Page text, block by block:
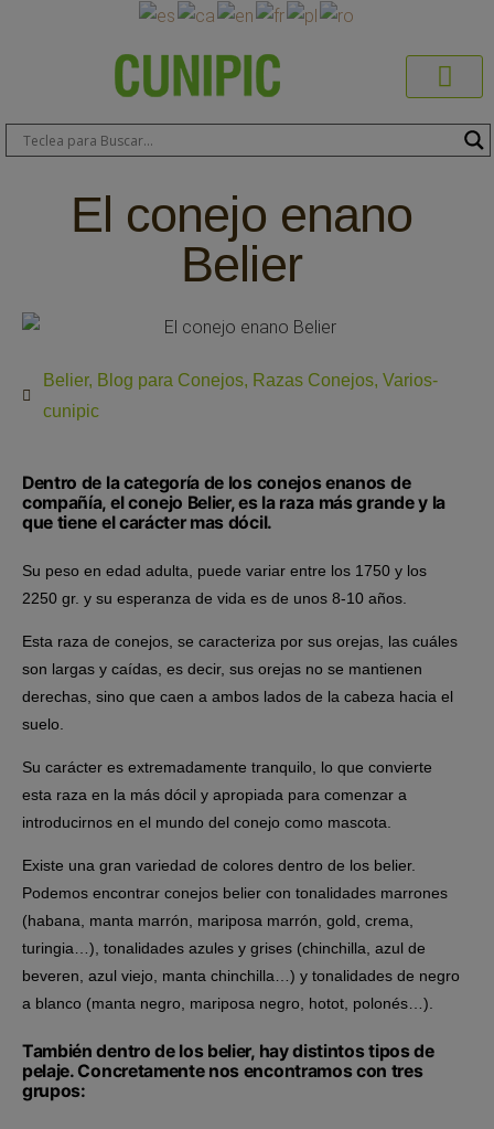
El conejo enano
Belier
Belier, Blog para Conejos, Razas Conejos, Varios-
cunipic
Dentro de la categoría de los conejos enanos de
compañía, el conejo Belier, es la raza más grande y la
que tiene el carácter mas dócil.
Su peso en edad adulta, puede variar entre los 1750 y los
2250 gr. y su esperanza de vida es de unos 8-10 años.
Esta raza de conejos, se caracteriza por sus orejas, las cuáles
son largas y caídas, es decir, sus orejas no se mantienen
derechas, sino que caen a ambos lados de la cabeza hacia el
suelo.
Su carácter es extremadamente tranquilo, lo que convierte
esta raza en la más dócil y apropiada para comenzar a
introducirnos en el mundo del conejo como mascota.
Existe una gran variedad de colores dentro de los belier.
Podemos encontrar conejos belier con tonalidades marrones
(habana, manta marrón, mariposa marrón, gold, crema,
turingia…), tonalidades azules y grises (chinchilla, azul de
beveren, azul viejo, manta chinchilla…) y tonalidades de negro
a blanco (manta negro, mariposa negro, hotot, polonés…).
También dentro de los belier, hay distintos tipos de
pelaje. Concretamente nos encontramos con tres
grupos: